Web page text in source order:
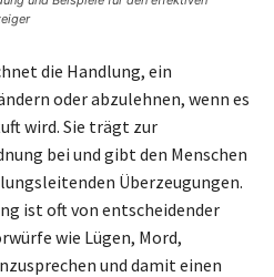
die Handlung, ein
oder abzulehnen, wenn es
wird. Sie trägt zur
bei und gibt den Menschen
Überzeugungen.
ist oft von entscheidender
wie Lügen, Mord,
und damit einen